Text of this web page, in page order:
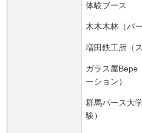
体験ブース
木木木林（バ
増田鉄工所（
ガラス屋Bepe
ーション）
群馬パース大
験）